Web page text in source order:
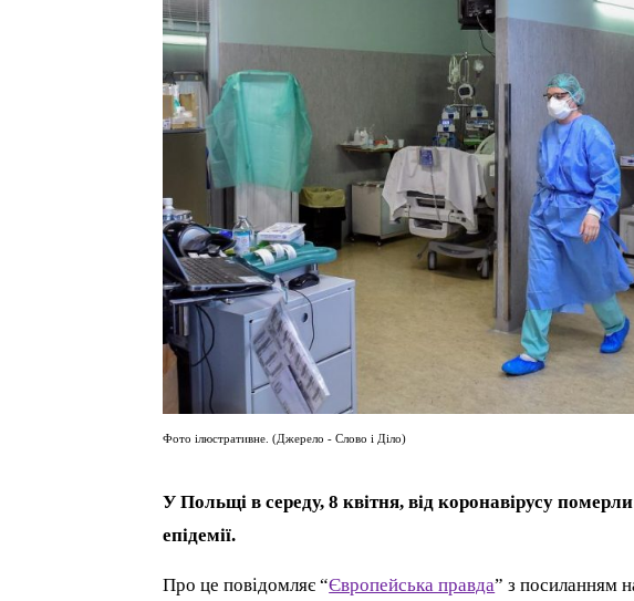
Фото ілюстративне. (Джерело - Слово і Діло)
У Польщі в середу, 8 квітня, від коронавірусу
епідемії.
Про це повідомляє “Європейська правда” з посиланням